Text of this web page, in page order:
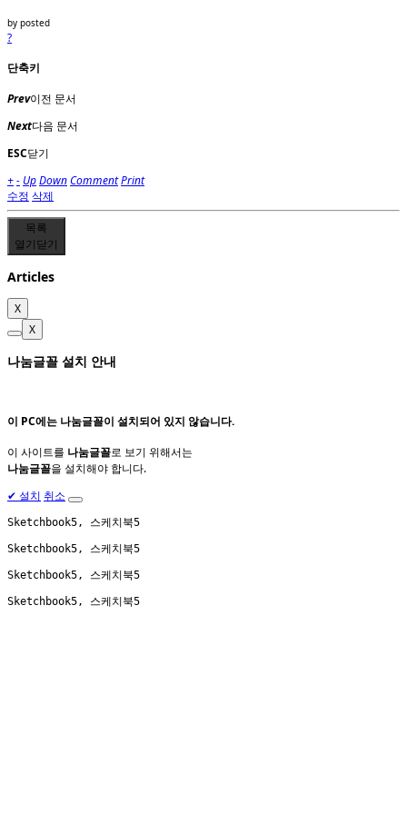
by posted
?
단축키
Prev이전 문서
Next다음 문서
ESC닫기
+- UpDownCommentPrint
수정 삭제
목록
열기닫기
Articles
X
X
나눔글꼴 설치 안내
이 PC에는 나눔글꼴이 설치되어 있지 않습니다.
이 사이트를 나눔글꼴로 보기 위해서는
나눔글꼴을 설치해야 합니다.
✔ 설치 취소
Sketchbook5, 스케치북5
Sketchbook5, 스케치북5
Sketchbook5, 스케치북5
Sketchbook5, 스케치북5